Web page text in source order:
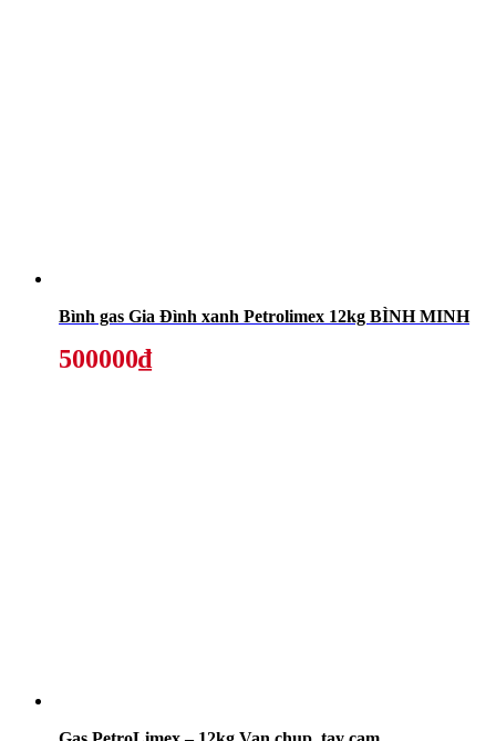
Bình gas Gia Đình xanh Petrolimex 12kg BÌNH MINH
500000₫